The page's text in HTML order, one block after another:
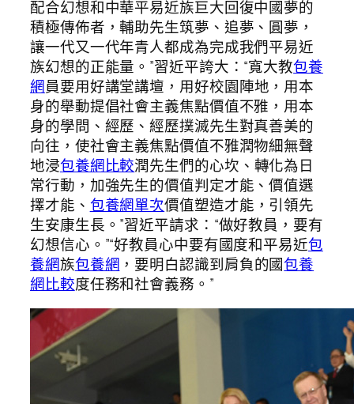
配合幻想和中華平易近族巨大回復中國夢的
積極傳佈者，輔助先生筑夢、追夢、圓夢，
讓一代又一代年青人都成為完成我們平易近
族幻想的正能量。”習近平誇大：“寬大教包養
網員要用好講堂講壇，用好校園陣地，用本
身的舉動提倡社會主義焦點價值不雅，用本
身的學問、經歷、經歷撲滅先生對真善美的
向往，使社會主義焦點價值不雅潤物細無聲
地浸包養網比較潤先生們的心坎、轉化為日
常行動，加強先生的價值判定才能、價值選
擇才能、 包養網單次價值塑造才能，引領先
生安康生長。”習近平請求：“做好教員，要有
幻想信心。”“好教員心中要有國度和平易近包
養網族包養網 ，要明白認識到肩負的國包養
網比較度任務和社會義務。”